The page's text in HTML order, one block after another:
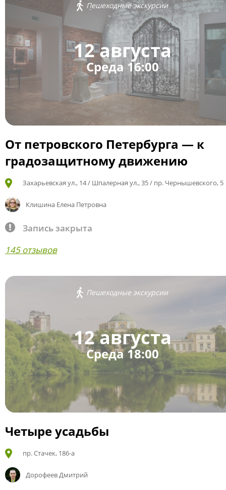
Пешеходные экскурсии
12 августа
Среда 16:00
От петровского Петербурга — к
градозащитному движению
Захарьевская ул., 14 / Шпалерная ул., 35 / пр. Чернышевского, 5
Клишина Елена Петровна
Запись закрыта
145 отзывов
Пешеходные экскурсии
12 августа
Среда 18:00
Четыре усадьбы
пр. Стачек, 186-а
Дорофеев Дмитрий